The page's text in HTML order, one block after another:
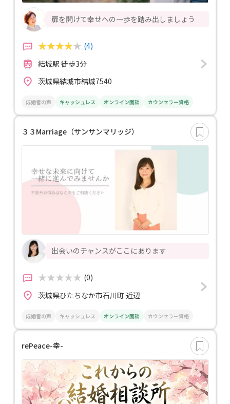
扉を開けて幸せへの一歩を踏み出しましょう
(4)
結城駅 徒歩3分
茨城県結城市結城7540
成婚者の声 キャッシュレス オンライン面談 カウンセラー資格
３３Marriage（サンサンマリッジ）
出会いのチャンスがここにあります
(0)
茨城県ひたちなか市石川町 近辺
成婚者の声 キャッシュレス オンライン面談 カウンセラー資格
rePeace-幸-